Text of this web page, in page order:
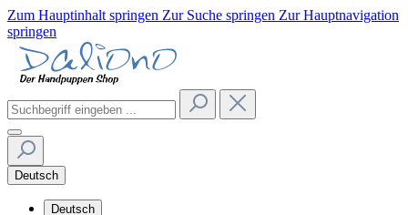
Zum Hauptinhalt springen Zur Suche springen Zur Hauptnavigation
springen
Deutsch
Deutsch